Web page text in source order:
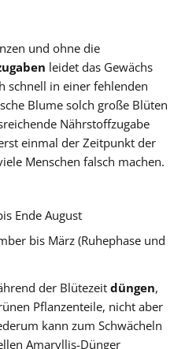
und ohne die
leidet das Gewächs
schnell in einer fehlenden
Blume solch große Blüten
Nährstoffzugabe
einmal der Zeitpunkt der
Menschen falsch machen.
Ende August
bis März (Ruhephase und
der Blütezeit düngen,
Pflanzenteile, nicht aber
kann zum Schwächeln
Amaryllis-Dünger